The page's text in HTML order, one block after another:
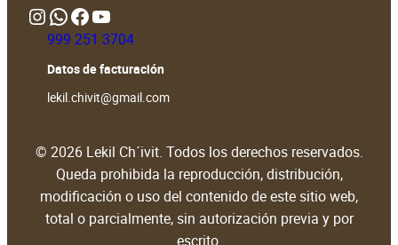
InstagramWhatsApp https://www.facebook.com/people/Lekil-Chivit/61579066376698/?locale=en_GB# https://www.youtube.com/@LekilChivit
999 251 3704
Datos de facturación
lekil.chivit@gmail.com
© 2026 Lekil Ch´ivit. Todos los derechos reservados.
Queda prohibida la reproducción, distribución,
modificación o uso del contenido de este sitio web,
total o parcialmente, sin autorización previa y por
escrito.